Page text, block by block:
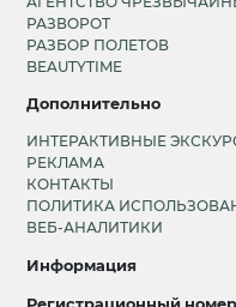
РАЗВОРОТ
РАЗБОР ПОЛЕТОВ
BEAUTYTIME
Дополнительно
ИНТЕРАКТИВНЫЕ
РЕКЛАМА
КОНТАКТЫ
ПОЛИТИКА
ВЕБ-АНАЛИТИКИ
Информация